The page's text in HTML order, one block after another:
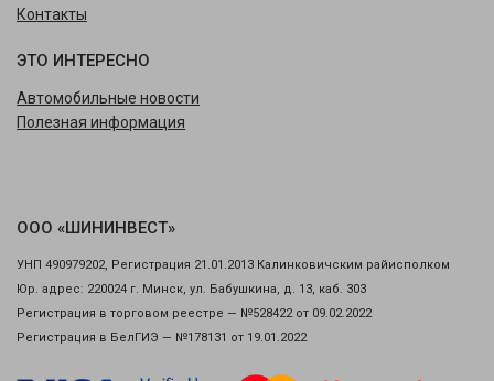
Контакты
ЭТО ИНТЕРЕСНО
Автомобильные новости
Полезная информация
ООО «ШИНИНВЕСТ»
УНП 490979202, Регистрация 21.01.2013 Калинковичским райисполком
Юр. адрес: 220024 г. Минск, ул. Бабушкина, д. 13, каб. 303
Регистрация в торговом реестре — №528422 от 09.02.2022
Регистрация в БелГИЭ — №178131 от 19.01.2022